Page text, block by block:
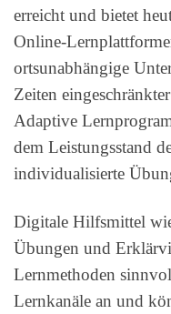
erreicht und bietet
Online-
ortsunabhängige
Zeiten
Adaptive
dem Leistungsstand
individualisierte
Digitale Hilfsmittel
Übungen und
Lernmethoden
Lernkanäle an und